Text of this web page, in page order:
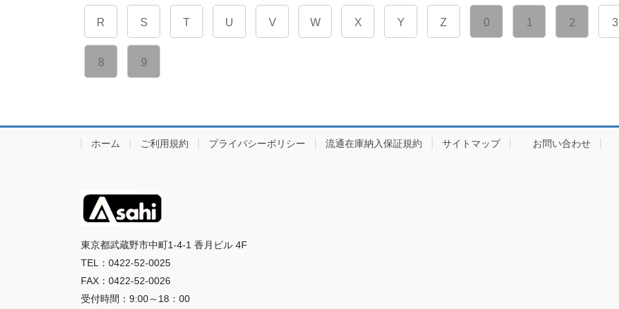
R S T U V W X Y Z 0 1 2 3
8 9
ホーム ご利用規約 プライバシーポリシー 流通在庫納入保証規約 サイトマップ お問い合わせ
東京都武蔵野市中町1-4-1 香月ビル 4F
TEL：0422-52-0025
FAX：0422-52-0026
受付時間：9:00～18：00